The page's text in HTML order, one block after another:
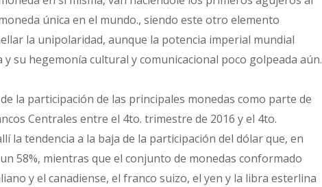
única en el mundo., siendo este otro elemento
la unipolaridad, aunque la potencia imperial mundial
su hegemonía cultural y comunicacional poco golpeada aún.
la participación de las principales monedas como parte de
Centrales entre el 4to. trimestre de 2016 y el 4to.
la tendencia a la baja de la participación del dólar que, en
58%, mientras que el conjunto de monedas conformado
y el canadiense, el franco suizo, el yen y la libra esterlina